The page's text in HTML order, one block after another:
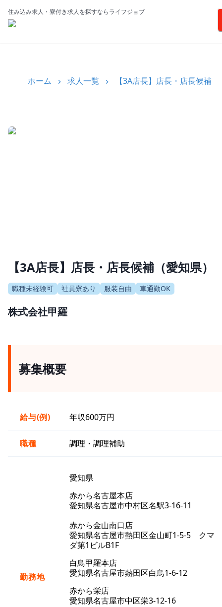
住み込み求人・寮付き求人を探すならライフジョブ
ホーム 求人一覧 【3A店長】店長・店長候補
【3A店長】店長・店長候補（愛知県）
職種未経験可 社員寮あり 服装自由 車通勤OK
株式会社甲羅
募集概要
給与(例) 年収600万円
職種 調理・調理補助
勤務地
愛知県
赤から名古屋本店
愛知県名古屋市中村区名駅3-16-11
赤から金山南口店
愛知県名古屋市熱田区金山町1-5-5 クマ
ダ第1ビルB1F
白鳥甲羅本店
愛知県名古屋市熱田区白鳥1-6-12
赤から栄店
愛知県名古屋市中区栄3-12-16